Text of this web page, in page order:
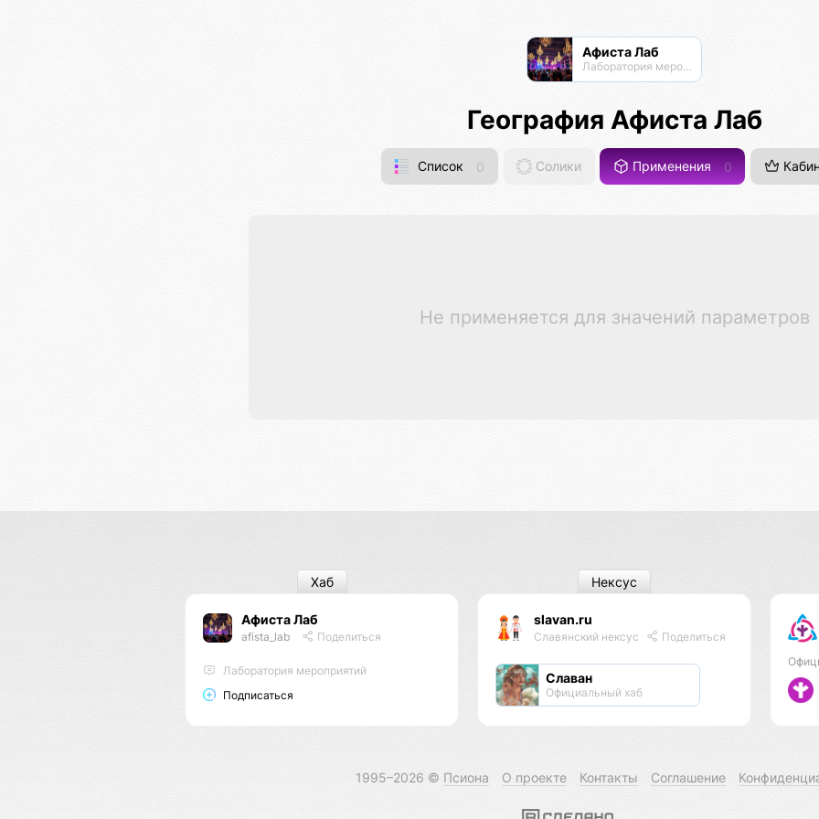
Афиста Лаб
Лаборатория мероприятий
География Афиста Лаб
Список 0 Солики Применения 0
Не применяется для значений параметров
Афиста Лаб
afista_lab Поделиться
Лаборатория мероприятий
Подписаться
Хаб
slavan.ru
Славянский нексус Поделиться
Славан
Официальный хаб
Нексус
1995–2026 © Псиона О проекте Контакты Соглашение